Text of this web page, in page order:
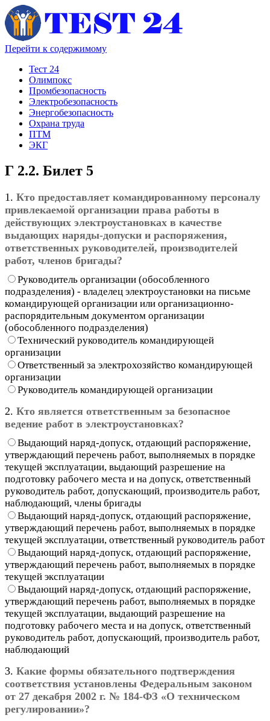
Перейти к содержимому
Тест 24
Олимпокс
Промбезопасность
Электробезопасность
Энергобезопасность
Охрана труда
ПТМ
ЭКГ
Г 2.2. Билет 5
1. Кто предоставляет командированному персоналу
привлекаемой организации права работы в
действующих электроустановках в качестве
выдающих наряды-допуски и распоряжения,
ответственных руководителей, производителей
работ, членов бригады?
Руководитель организации (обособленного
подразделения) - владелец электроустановки на письме
командирующей организации или организационно-
распорядительным документом организации
(обособленного подразделения)
Технический руководитель командирующей
организации
Ответственный за электрохозяйство командирующей
организации
Руководитель командирующей организации
2. Кто является ответственным за безопасное
ведение работ в электроустановках?
Выдающий наряд-допуск, отдающий распоряжение,
утверждающий перечень работ, выполняемых в порядке
текущей эксплуатации, выдающий разрешение на
подготовку рабочего места и на допуск, ответственный
руководитель работ, допускающий, производитель работ,
наблюдающий, члены бригады
Выдающий наряд-допуск, отдающий распоряжение,
утверждающий перечень работ, выполняемых в порядке
текущей эксплуатации, ответственный руководитель работ
Выдающий наряд-допуск, отдающий распоряжение,
утверждающий перечень работ, выполняемых в порядке
текущей эксплуатации
Выдающий наряд-допуск, отдающий распоряжение,
утверждающий перечень работ, выполняемых в порядке
текущей эксплуатации, выдающий разрешение на
подготовку рабочего места и на допуск, ответственный
руководитель работ, допускающий, производитель работ,
наблюдающий
3. Какие формы обязательного подтверждения
соответствия установлены Федеральным законом
от 27 декабря 2002 г. № 184-ФЗ «О техническом
регулировании»?